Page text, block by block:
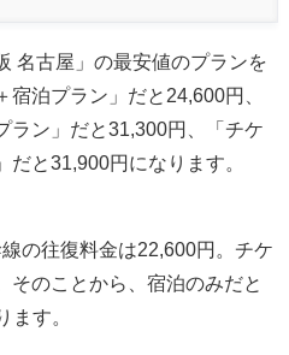
名古屋」の最安値のプランを
泊プラン」だと24,600円、
ラン」だと31,300円、「チケ
と31,900円になります。
の往復料金は22,600円。チケ
そのことから、宿泊のみだと
ます。